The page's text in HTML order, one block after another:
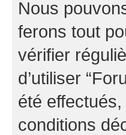
Nous
ferons tout
vérifier
d’utiliser
été
conditions